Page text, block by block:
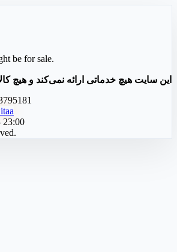
be for sale.
این سایت هیچ خدماتی ارائه نمی‌کند و هیچ
23:00